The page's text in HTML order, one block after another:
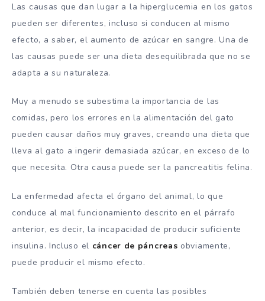
Las causas que dan lugar a la hiperglucemia en los gatos
pueden ser diferentes, incluso si conducen al mismo
efecto, a saber, el aumento de azúcar en sangre. Una de
las causas puede ser una dieta desequilibrada que no se
adapta a su naturaleza.
Muy a menudo se subestima la importancia de las
comidas, pero los errores en la alimentación del gato
pueden causar daños muy graves, creando una dieta que
lleva al gato a ingerir demasiada azúcar, en exceso de lo
que necesita. Otra causa puede ser la pancreatitis felina.
La enfermedad afecta el órgano del animal, lo que
conduce al mal funcionamiento descrito en el párrafo
anterior, es decir, la incapacidad de producir suficiente
insulina. Incluso el cáncer de páncreas obviamente,
puede producir el mismo efecto.
También deben tenerse en cuenta las posibles